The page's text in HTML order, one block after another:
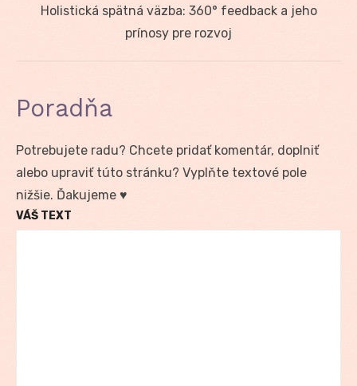
NextHolistická spätná väzba: 360° feedback a jeho
prínosy pre rozvoj
Poradňa
Potrebujete radu? Chcete pridať komentár, doplniť
alebo upraviť túto stránku? Vyplňte textové pole
nižšie. Ďakujeme ♥
VÁŠ TEXT